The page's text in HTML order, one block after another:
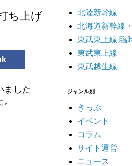
ち上げ
ました
北陸新幹線
北海道新幹線
東武東上線 臨
東武東上線
東武越生線
ジャンル別
きっぷ
イベント
コラム
サイト運営
ニュース